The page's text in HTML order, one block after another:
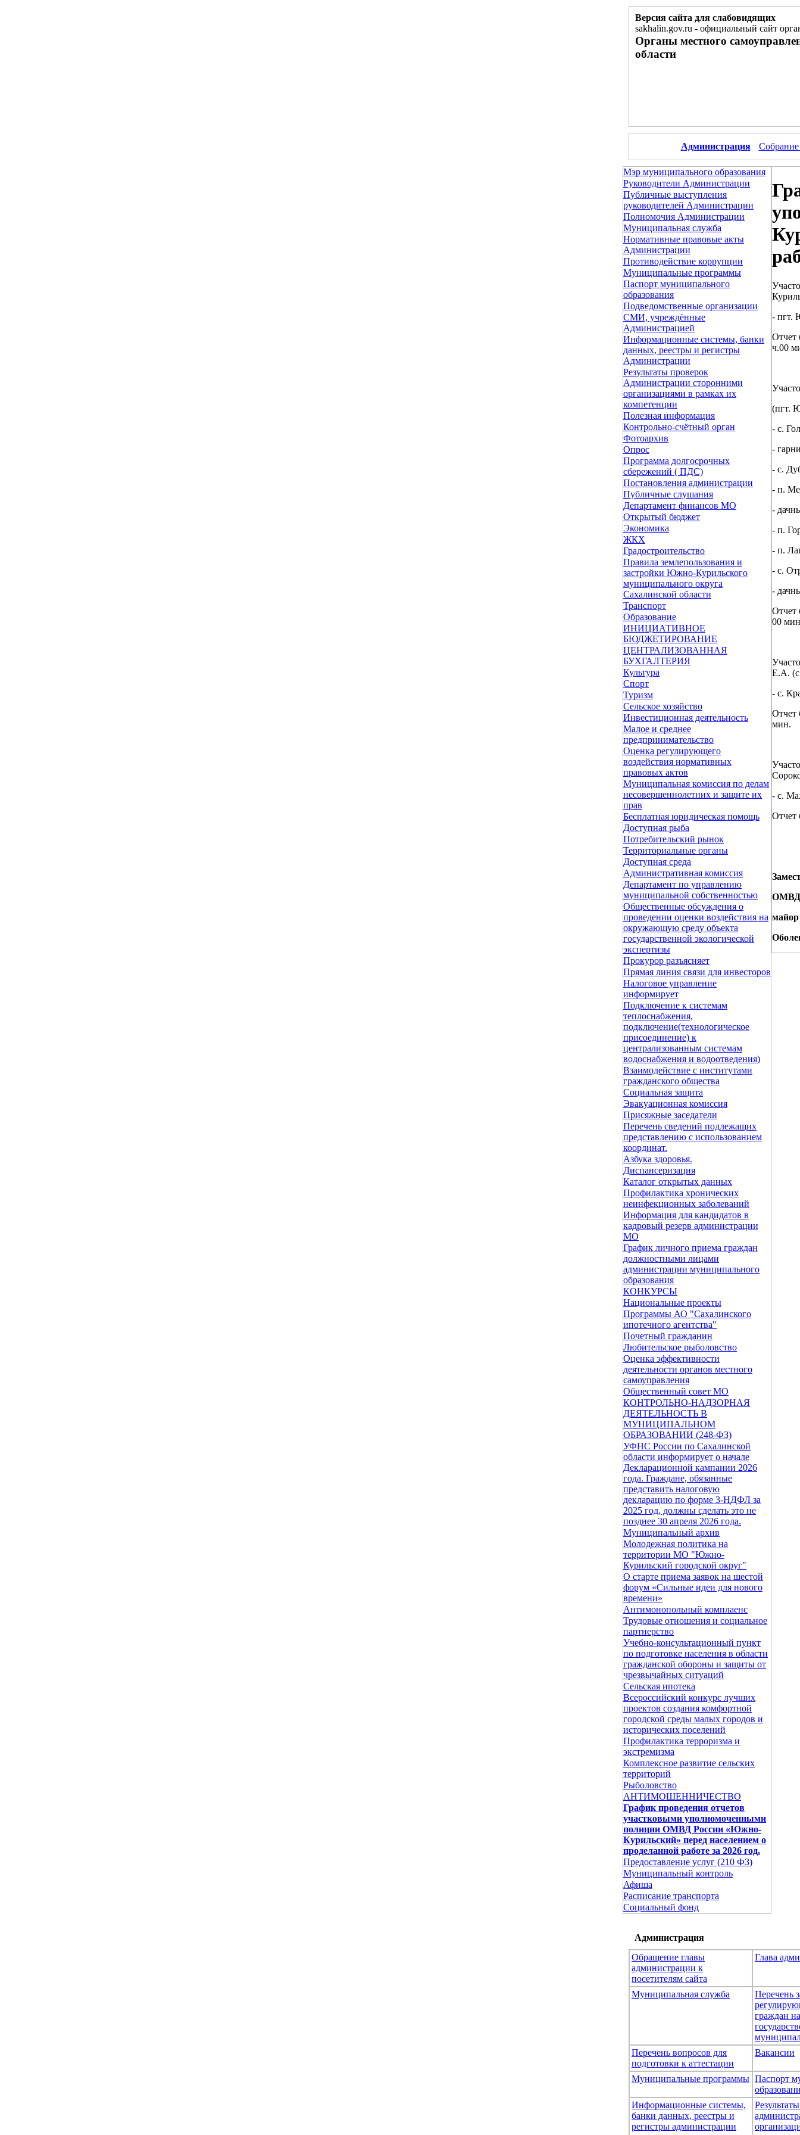
Версия сайта для слабовидящих
sakhalin.gov.ru - официальный сайт
Органы местного
области
Администрация Собрание
Мэр муниципального образования
Руководители Администрации
Публичные выступления
руководителей Администрации
Полномочия Администрации
Муниципальная служба
Нормативные правовые акты
Администрации
Противодействие коррупции
Муниципальные программы
Паспорт муниципального
образования
Подведомственные организации
СМИ, учреждённые
Администрацией
Информационные системы, банки
данных, реестры и регистры
Администрации
Результаты проверок
Администрации сторонними
организациями в рамках их
компетенции
Полезная информация
Контрольно-счётный орган
Фотоархив
Опрос
Программа долгосрочных
сбережений ( ПДС)
Постановления администрации
Публичные слушания
Департамент финансов МО
Открытый бюджет
Экономика
ЖКХ
Градостроительство
Правила землепользования и
застройки Южно-Курильского
муниципального округа
Сахалинской области
Транспорт
Образование
ИНИЦИАТИВНОЕ
БЮДЖЕТИРОВАНИЕ
ЦЕНТРАЛИЗОВАННАЯ
БУХГАЛТЕРИЯ
Культура
Спорт
Туризм
Сельское хозяйство
Инвестиционная деятельность
Малое и среднее
предпринимательство
Оценка регулирующего
воздействия нормативных
правовых актов
Муниципальная комиссия по делам
несовершеннолетних и защите их
прав
Бесплатная юридическая помощь
Доступная рыба
Потребительский рынок
Территориальные органы
Доступная среда
Административная комиссия
Департамент по управлению
муниципальной собственностью
Общественные обсуждения о
проведении оценки воздействия на
окружающую среду объекта
государственной экологической
экспертизы
Прокурор разъясняет
Прямая линия связи для инвесторов
Налоговое управление
информирует
Подключение к системам
теплоснабжения,
подключение(технологическое
присоединение) к
централизованным системам
водоснабжения и водоотведения)
Взаимодействие с институтами
гражданского общества
Социальная защита
Эвакуационная комиссия
Присяжные заседатели
Перечень сведений подлежащих
представлению с использованием
координат.
Азбука здоровья.
Диспансеризация
Каталог открытых данных
Профилактика хронических
неинфекционных заболеваний
Информация для кандидатов в
кадровый резерв администрации
МО
График личного приема граждан
должностными лицами
администрации муниципального
образования
КОНКУРСЫ
Национальные проекты
Программы АО "Сахалинского
ипотечного агентства"
Почетный гражданин
Любительское рыболовство
Оценка эффективности
деятельности органов местного
самоуправления
Общественный совет МО
КОНТРОЛЬНО-НАДЗОРНАЯ
ДЕЯТЕЛЬНОСТЬ В
МУНИЦИПАЛЬНОМ
ОБРАЗОВАНИИ (248-ФЗ)
УФНС России по Сахалинской
области информирует о начале
Декларационной кампании 2026
года. Граждане, обязанные
представить налоговую
декларацию по форме 3-НДФЛ за
2025 год, должны сделать это не
позднее 30 апреля 2026 года.
Муниципальный архив
Молодежная политика на
территории МО "Южно-
Курильский городской округ"
О старте приема заявок на шестой
форум «Сильные идеи для нового
времени»
Антимонопольный комплаенс
Трудовые отношения и социальное
партнерство
Учебно-консультационный пункт
по подготовке населения в области
гражданской обороны и защиты от
чрезвычайных ситуаций
Сельская ипотека
Всероссийский конкурс лучших
проектов создания комфортной
городской среды малых городов и
исторических поселений
Профилактика терроризма и
экстремизма
Комплексное развитие сельских
территорий
Рыболовство
АНТИМОШЕННИЧЕСТВО
График проведения отчетов
участковыми уполномоченными
полиции ОМВД России «Южно-
Курильский» перед населением о
проделанной работе за 2026 год.
Предоставление услуг (210 ФЗ)
Муниципальный контроль
Афиша
Расписание транспорта
Социальный фонд
- пгт.
Отчет
ч.00
(пгт.
- с.
-
- с.
- п.
-
- п.
- п.
- с.
-
Отчет
00
Е.А.
- с.
Отчет
мин.
- с.
Отчет
ОМВД
Администрация
Обращение главы
администрации к
посетителям сайта
Глава
Муниципальная служба
Перечень
граждан на
Перечень вопросов для
подготовки к аттестации
Вакансии
Муниципальные программы Паспорт
Информационные системы,
банки данных, реестры и
регистры администрации